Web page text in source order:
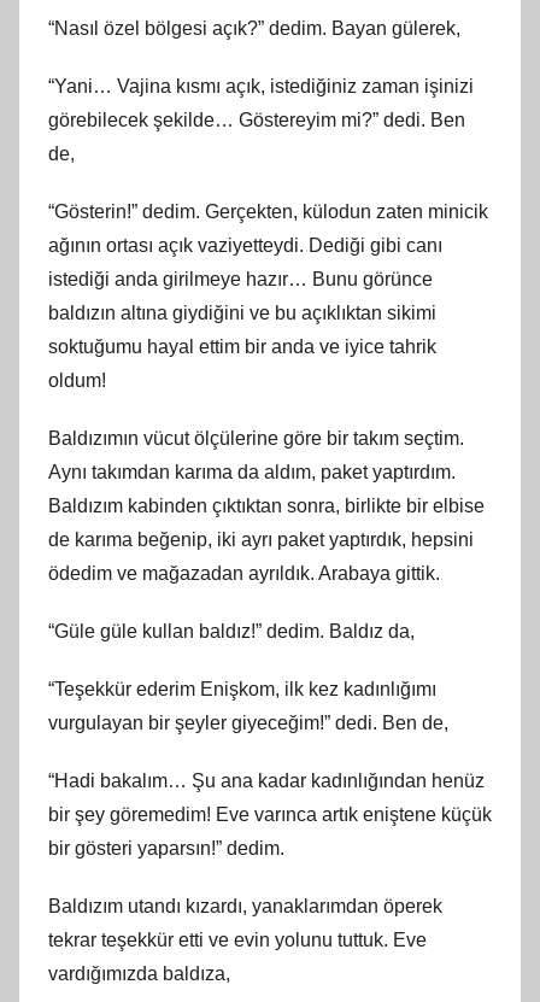
“Nasıl özel bölgesi açık?” dedim. Bayan gülerek,
“Yani… Vajina kısmı açık, istediğiniz zaman işinizi
görebilecek şekilde… Göstereyim mi?” dedi. Ben
de,
“Gösterin!” dedim. Gerçekten, külodun zaten minicik
ağının ortası açık vaziyetteydi. Dediği gibi canı
istediği anda girilmeye hazır… Bunu görünce
baldızın altına giydiğini ve bu açıklıktan sikimi
soktuğumu hayal ettim bir anda ve iyice tahrik
oldum!
Baldızımın vücut ölçülerine göre bir takım seçtim.
Aynı takımdan karıma da aldım, paket yaptırdım.
Baldızım kabinden çıktıktan sonra, birlikte bir elbise
de karıma beğenip, iki ayrı paket yaptırdık, hepsini
ödedim ve mağazadan ayrıldık. Arabaya gittik.
“Güle güle kullan baldız!” dedim. Baldız da,
“Teşekkür ederim Enişkom, ilk kez kadınlığımı
vurgulayan bir şeyler giyeceğim!” dedi. Ben de,
“Hadi bakalım… Şu ana kadar kadınlığından henüz
bir şey göremedim! Eve varınca artık eniştene küçük
bir gösteri yaparsın!” dedim.
Baldızım utandı kızardı, yanaklarımdan öperek
tekrar teşekkür etti ve evin yolunu tuttuk. Eve
vardığımızda baldıza,